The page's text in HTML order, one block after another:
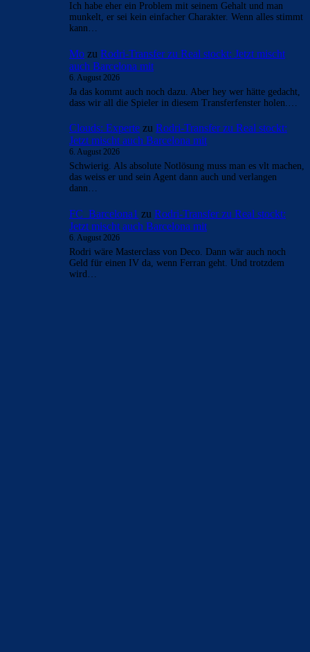
Ich habe eher ein Problem mit seinem Gehalt und man
munkelt, er sei kein einfacher Charakter. Wenn alles stimmt
kann…
Mo zu Rodri-Transfer zu Real stockt: Jetzt mischt
auch Barcelona mit
6. August 2026
Ja das kommt auch noch dazu. Aber hey wer hätte gedacht,
dass wir all die Spieler in diesem Transferfenster holen.…
Clouds: Experte zu Rodri-Transfer zu Real stockt:
Jetzt mischt auch Barcelona mit
6. August 2026
Schwierig. Als absolute Notlösung muss man es vlt machen,
das weiss er und sein Agent dann auch und verlangen
dann…
FC_Barcelona1 zu Rodri-Transfer zu Real stockt:
Jetzt mischt auch Barcelona mit
6. August 2026
Rodri wäre Masterclass von Deco. Dann wär auch noch
Geld für einen IV da, wenn Ferran geht. Und trotzdem
wird…